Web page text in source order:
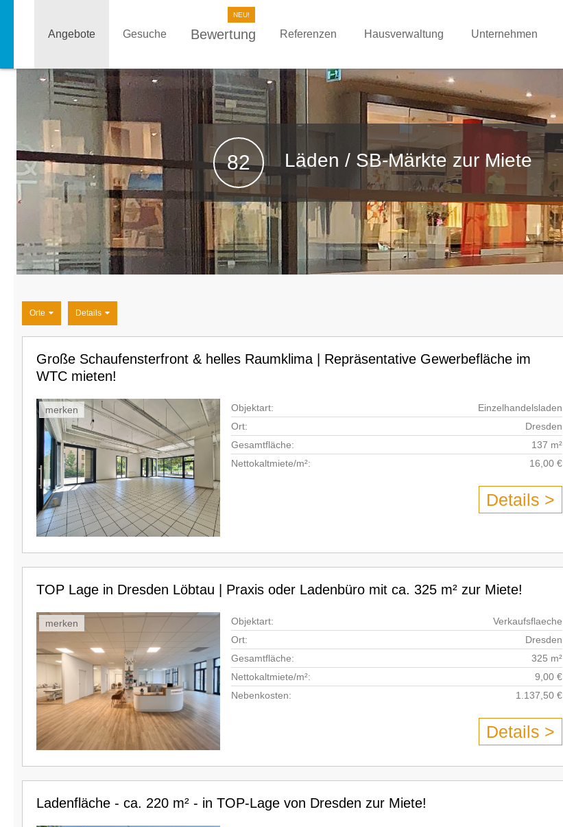
Angebote Gesuche Bewertung Referenzen Hausverwaltung Unternehmen
82 Läden / SB-Märkte zur Miete
Details
Orte
Große Schaufensterfront & helles Raumklima | Repräsentative Gewerbefläche im
WTC mieten!
merken Objektart:
Einzelhandelsladen
Ort:
Dresden
Gesamtfläche:
137 m²
Nettokaltmiete/m²:
16,00 €
Details >
TOP Lage in Dresden Löbtau | Praxis oder Ladenbüro mit ca. 325 m² zur Miete!
merken Objektart:
Verkaufsflaeche
Ort:
Dresden
Gesamtfläche:
325 m²
Nettokaltmiete/m²:
9,00 €
Nebenkosten:
1.137,50 €
Details >
Ladenfläche - ca. 220 m² - in TOP-Lage von Dresden zur Miete!